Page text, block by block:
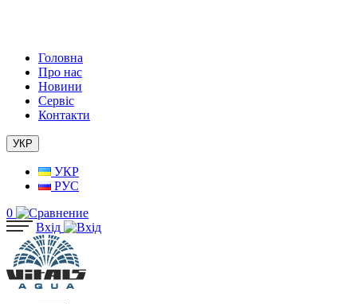
Головна
Про нас
Новини
Сервіс
Контакти
УКР
УКР
РУС
0
Вхід